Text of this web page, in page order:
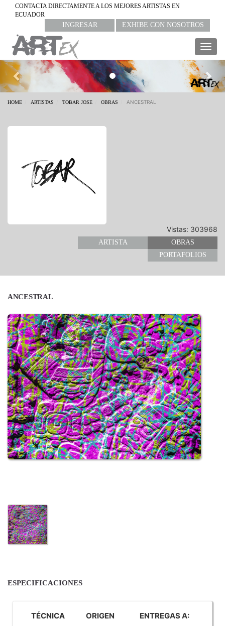
CONTACTA DIRECTAMENTE A LOS MEJORES ARTISTAS EN
ECUADOR
INGRESAR EXHIBE CON NOSOTROS
Previous
HOME ARTISTAS TOBAR JOSE OBRAS ANCESTRAL
Vistas: 303968
ARTISTA
OBRAS
PORTAFOLIOS
ANCESTRAL
ESPECIFICACIONES
TÉCNICA ORIGEN ENTREGAS A: